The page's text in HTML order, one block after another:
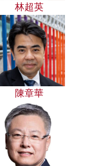
林超英
陳章華